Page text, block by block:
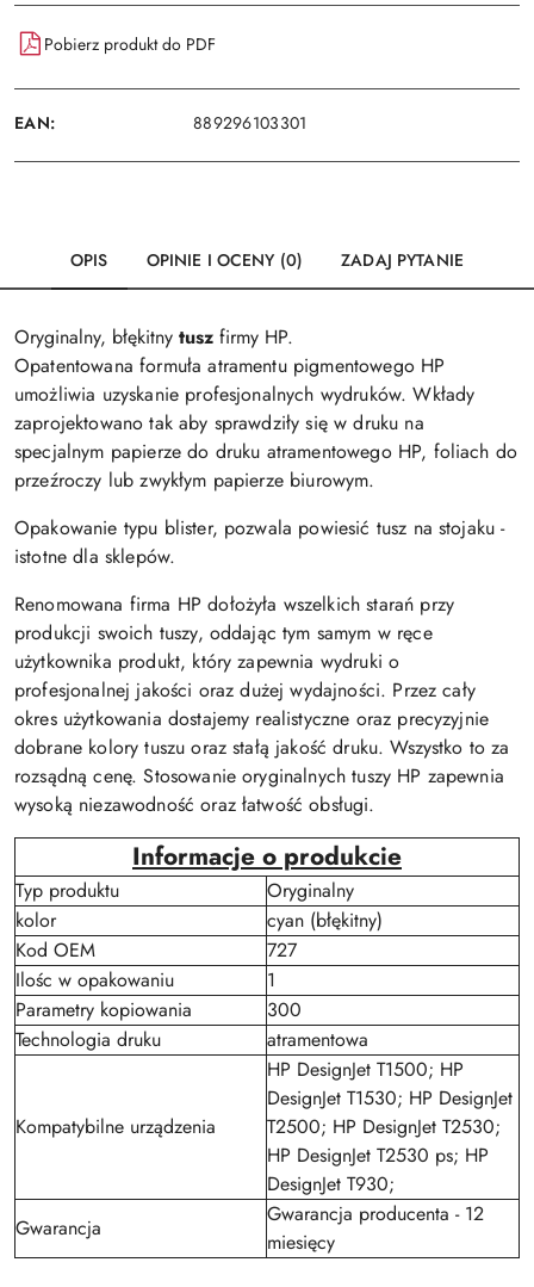
Pobierz produkt do PDF
EAN: 889296103301
OPIS OPINIE I OCENY (0) ZADAJ PYTANIE
Oryginalny, błękitny tusz firmy HP.
Opatentowana formuła atramentu pigmentowego HP
umożliwia uzyskanie profesjonalnych wydruków. Wkłady
zaprojektowano tak aby sprawdziły się w druku na
specjalnym papierze do druku atramentowego HP, foliach do
przeźroczy lub zwykłym papierze biurowym.
Opakowanie typu blister, pozwala powiesić tusz na stojaku -
istotne dla sklepów.
Renomowana firma HP dołożyła wszelkich starań przy
produkcji swoich tuszy, oddając tym samym w ręce
użytkownika produkt, który zapewnia wydruki o
profesjonalnej jakości oraz dużej wydajności. Przez cały
okres użytkowania dostajemy realistyczne oraz precyzyjnie
dobrane kolory tuszu oraz stałą jakość druku. Wszystko to za
rozsądną cenę. Stosowanie oryginalnych tuszy HP zapewnia
wysoką niezawodność oraz łatwość obsługi.
Informacje o produkcie
Typ produktu
Oryginalny
kolor
cyan (błękitny)
Kod OEM
727
Ilośc w opakowaniu
1
Parametry kopiowania
300
Technologia druku
atramentowa
Kompatybilne urządzenia
HP DesignJet T1500; HP
DesignJet T1530; HP DesignJet
T2500; HP DesignJet T2530;
HP DesignJet T2530 ps; HP
DesignJet T930;
Gwarancja
Gwarancja producenta - 12
miesięcy